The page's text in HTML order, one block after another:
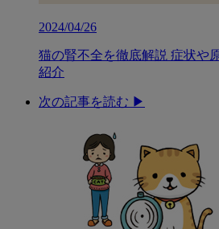
2024/04/26
猫の腎不全を徹底解説 症状や
紹介
次の記事を読む ▶︎